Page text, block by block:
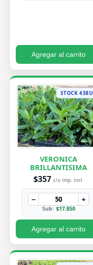
Agregar al carrito
STOCK 438U
VERONICA
BRILLANTISIMA
$357 c/u imp. incl.
− +
Sub: $17.850
Agregar al carrito